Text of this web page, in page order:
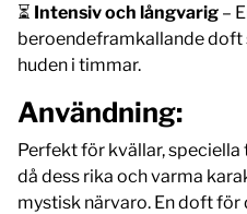
⏳ Intensiv och långvarig –
beroendeframkallande doft
huden i timmar.
Användning:
Perfekt för kvällar,
då dess rika och varma
mystisk närvaro. En doft